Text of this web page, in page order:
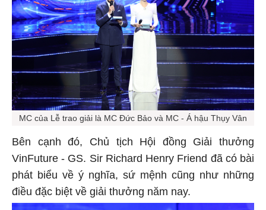
MC của Lễ trao giải là MC Đức Bảo và MC - Á hậu Thụy Vân
Bên cạnh đó, Chủ tịch Hội đồng Giải thưởng
VinFuture - GS. Sir Richard Henry Friend đã có bài
phát biểu về ý nghĩa, sứ mệnh cũng như những
điều đặc biệt về giải thưởng năm nay.